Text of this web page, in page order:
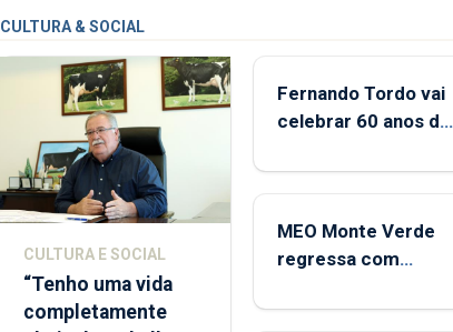
CULTURA & SOCIAL
CULTURA E SOCIAL
“Tenho uma vida
completamente
Fernando Tordo vai
celebrar 60 anos de
Micaelense
MEO Monte Verde
regressa com
acessibilidade